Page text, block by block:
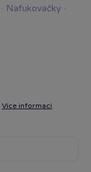
· Nafukovačky ·
Více informací